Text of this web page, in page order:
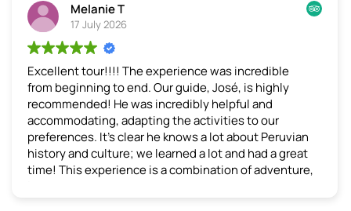
Melanie T
17 July 2026
Excellent tour!!!! The experience was incredible
from beginning to end. Our guide, José, is highly
recommended! He was incredibly helpful and
accommodating, adapting the activities to our
preferences. It's clear he knows a lot about Peruvian
history and culture; we learned a lot and had a great
time! This experience is a combination of adventure,